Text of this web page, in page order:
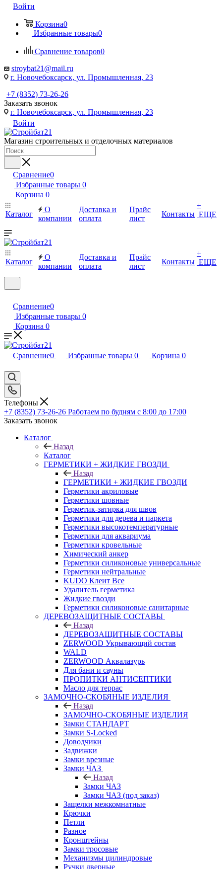
Войти
Корзина0
Избранные товары0
Сравнение товаров0
stroybat21@mail.ru
г. Новочебоксарск, ул. Промышленная, 23
+7 (8352) 73-26-26
Заказать звонок
г. Новочебоксарск, ул. Промышленная, 23
Войти
Магазин строительных и отделочных материалов
Сравнение0
Избранные товары 0
Корзина 0
Каталог
О
компании
Доставка и
оплата
Прайс
лист
Контакты
+
ЕЩЕ
Каталог
О
компании
Доставка и
оплата
Прайс
лист
Контакты
+
ЕЩЕ
Сравнение0
Избранные товары 0
Корзина 0
Сравнение0 Избранные товары 0 Корзина 0
Телефоны
+7 (8352) 73-26-26 Работаем по будням с 8:00 до 17:00
Заказать звонок
Каталог
Назад
Каталог
ГЕРМЕТИКИ + ЖИДКИЕ ГВОЗДИ
Назад
ГЕРМЕТИКИ + ЖИДКИЕ ГВОЗДИ
Герметики акриловые
Герметики шовные
Герметик-затирка для швов
Герметики для дерева и паркета
Герметики высокотемпературные
Герметики для аквариума
Герметики кровельные
Химический анкер
Герметики силиконовые универсальные
Герметики нейтральные
KUDO Клеит Все
Удалитель герметика
Жидкие гвозди
Герметики силиконовые санитарные
ДЕРЕВОЗАЩИТНЫЕ СОСТАВЫ
Назад
ДЕРЕВОЗАЩИТНЫЕ СОСТАВЫ
ZERWOOD Укрывающий состав
WALD
ZERWOOD Аквалазурь
Для бани и сауны
ПРОПИТКИ АНТИСЕПТИКИ
Масло для террас
ЗАМОЧНО-СКОБЯНЫЕ ИЗДЕЛИЯ
Назад
ЗАМОЧНО-СКОБЯНЫЕ ИЗДЕЛИЯ
Замки СТАНДАРТ
Замки S-Locked
Доводчики
Задвижки
Замки врезные
Замки ЧАЗ
Назад
Замки ЧАЗ
Замки ЧАЗ (под заказ)
Защелки межкомнатные
Крючки
Петли
Разное
Кронштейны
Замки тросовые
Механизмы цилиндровые
Ручки дверные